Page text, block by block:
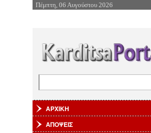
Επιστροφή στην Πλοήγηση
Πέμπτη, 06 Αυγούστου 2026
ΑΡΧΙΚΗ
ΑΠΟΨΕΙΣ